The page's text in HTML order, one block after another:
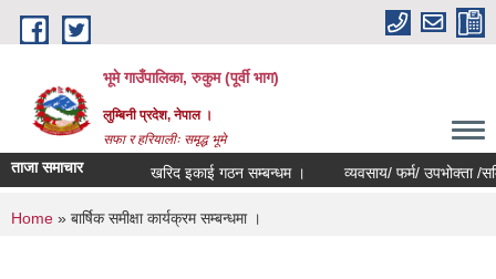
Skip to main content
भूमे गाउँपालिका, रुकुम (पूर्वी भाग)
लुम्बिनी प्रदेश, नेपाल ।
सफा र हरियालीः समृद्ध भूमे
ताजा समाचार खरिद इकाई गठन सम्बन्धम । व्यवसाय/ फर्म/ उपभोक्ता /समिति/
You are here
Home » बार्षिक समीक्षा कार्यक्रम सम्बन्धमा ।